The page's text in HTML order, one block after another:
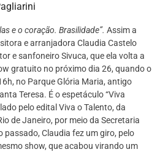
e o coração. Brasilidade”. Assim a
e arranjadora Claudia Castelo
e sanfoneiro Sivuca, que ela volta a
gratuito no próximo dia 26, quando o
no Parque Glória Maria, antigo
Teresa. É o espetáculo “Viva
pelo edital Viva o Talento, da
de Janeiro, por meio da Secretaria
passado, Claudia fez um giro, pelo
show, que acabou virando um